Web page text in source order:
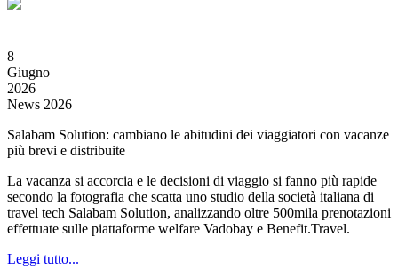
8
Giugno
2026
News 2026
Salabam Solution: cambiano le abitudini dei viaggiatori con vacanze
più brevi e distribuite
La vacanza si accorcia e le decisioni di viaggio si fanno più rapide
secondo la fotografia che scatta uno studio della società italiana di
travel tech Salabam Solution, analizzando oltre 500mila prenotazioni
effettuate sulle piattaforme welfare Vadobay e Benefit.Travel.
Leggi tutto...